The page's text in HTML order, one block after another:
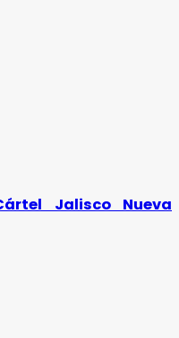
Jalisco Nueva